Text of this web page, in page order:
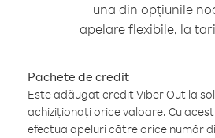
una din opțiunile
apelare flexibile, la
Pachete de credit
Este adăugat credit Viber Out la
achiziționați orice valoare. Cu
efectua apeluri către orice număr